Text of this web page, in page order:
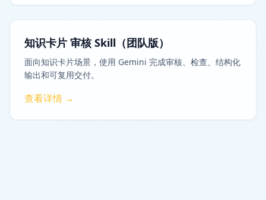
知识卡片 审核 Skill（团队版）
面向知识卡片场景，使用 Gemini 完成审核、检查、结构化
输出和可复用交付。
查看详情 →